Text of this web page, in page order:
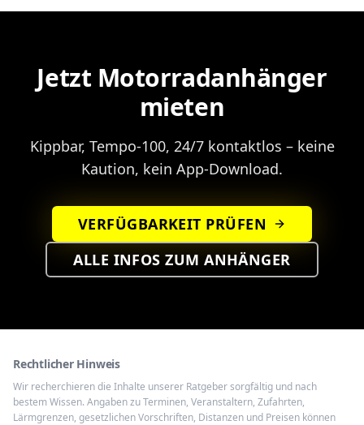
Jetzt Motorradanhänger
mieten
Kippbar, Tempo-100, 24/7 kontaktlos – keine
Kaution, kein App-Download.
VERFÜGBARKEIT PRÜFEN
ALLE INFOS ZUM ANHÄNGER
Rechtlicher Hinweis
Wir recherchieren die Inhalte unserer Ratgeber sorgfältig und nach
bestem Wissen. Angaben zu Terminen, Veranstaltern, Zufahrten,
Lärmgrenzen, gesetzlichen Vorschriften, Distanzen und Preisen können